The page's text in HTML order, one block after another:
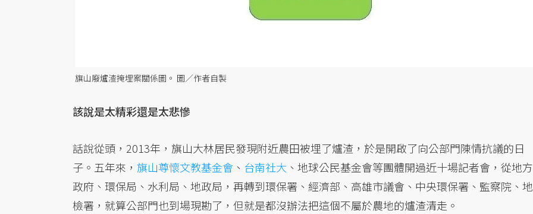
旗山廢爐渣掩埋案關係圖。 圖／作者自製
該說是太精彩還是太悲慘
話說從頭，2013年，旗山大林居民發現附近農田被埋了爐渣，於是開啟了向公部門陳情抗議的日
子。五年來， 旗山尊懷文教基金會 、 台南社大 、地球公民基金會等團體開過近十場記者會，從地方
政府、環保局、水利局、地政局，再轉到環保署、經濟部、高雄市議會、中央環保署、監察院、地
檢署，就算公部門也到場現勘了，但就是都沒辦法把這個不屬於農地的爐渣清走。